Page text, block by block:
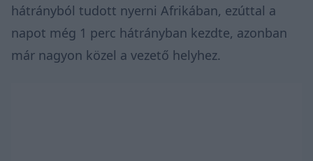
hátrányból tudott nyerni Afrikában, ezúttal a
napot még 1 perc hátrányban kezdte, azonban
már nagyon közel a vezető helyhez.